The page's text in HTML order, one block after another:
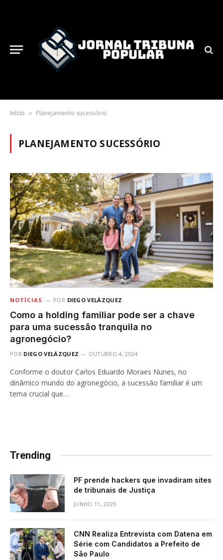
Início » Planejamento sucessório
PLANEJAMENTO SUCESSÓRIO
NOTÍCIAS POR DIEGO VELÁZQUEZ
Como a holding familiar pode ser a chave
para uma sucessão tranquila no
agronegócio?
POR DIEGO VELÁZQUEZ OUTUBRO 4, 2024
Conforme o doutor Carlos Eduardo Moraes Nunes, no
dinâmico mundo do agronegócio, a sucessão familiar é um
tema crucial que…
Trending
PF prende hackers que invadiram sites
de tribunais de Justiça
JUNHO 11, 2025
CNN Realiza Entrevista com Datena em
Série com Candidatos a Prefeito de
São Paulo